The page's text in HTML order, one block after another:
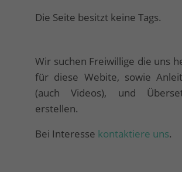
Die Seite besitzt keine Tags.
Wir suchen Freiwillige die uns
für diese Webite, sowie
(auch Videos), und
erstellen.
Bei Interesse kontaktiere uns.